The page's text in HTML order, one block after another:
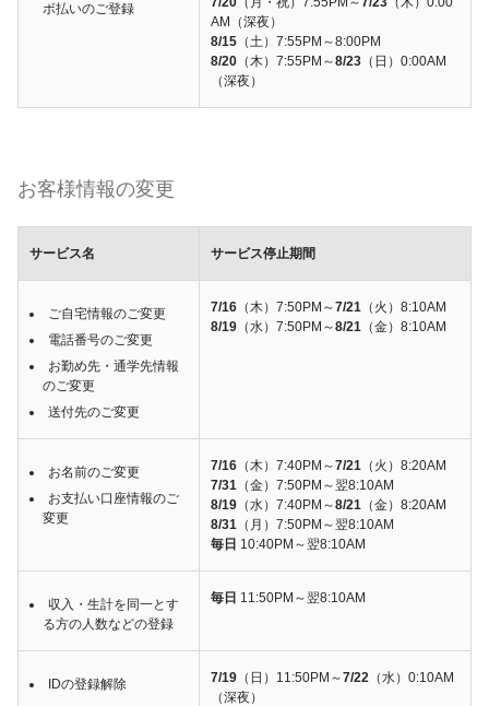
ボ払いのご登録
AM（深夜）
8/15 （土）7:55PM～8:00PM
8/20 （木）7:55PM～8/23 （日）0:00AM
（深夜）
お客様情報の変更
サービス名 サービス停止期間
ご自宅情報のご変更
電話番号のご変更
お勤め先・通学先情報
のご変更
送付先のご変更
7/16 （木）7:50PM～7/21 （火）8:10AM
8/19 （水）7:50PM～8/21 （金）8:10AM
お名前のご変更
お支払い口座情報のご
変更
7/16 （木）7:40PM～7/21 （火）8:20AM
7/31 （金）7:50PM～翌8:10AM
8/19 （水）7:40PM～8/21 （金）8:20AM
8/31 （月）7:50PM～翌8:10AM
毎日 10:40PM～翌8:10AM
収入・生計を同一とす
る方の人数などの登録
毎日 11:50PM～翌8:10AM
IDの登録解除 7/19 （日）11:50PM～7/22 （水）0:10AM
（深夜）